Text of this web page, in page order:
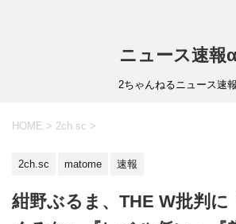
ニュース速報α
2ちゃんねるニュース速報
HOME > 2ch.sc >
2ch.sc matome 速報
紺野ぶるま、THE W批判に